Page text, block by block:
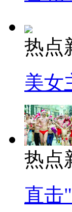
热点
美女
热点
直击